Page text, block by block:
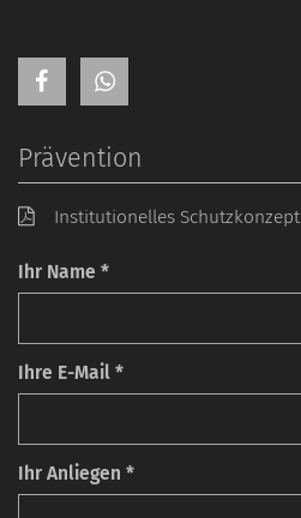
Ihr Name *
Ihre E-Mail *
Ihr Anliegen *
Prävention
Institutionelles Schutzkonzept